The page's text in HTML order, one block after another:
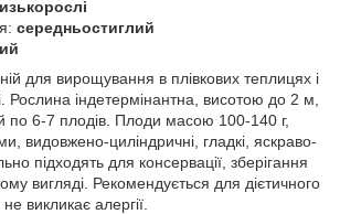
середньостиглий
для вирощування в плівкових теплицях і
Рослина індетермінантна, висотою до 2 м,
по 6-7 плодів. Плоди масою 100-140 г,
видовжено-циліндричні, гладкі, яскраво-
підходять для консервації, зберігання
вигляді. Рекомендується для дієтичного
викликає алергії.